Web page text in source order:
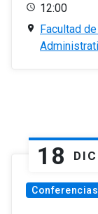
12:00
Facultad
18 DIC
Conferencias